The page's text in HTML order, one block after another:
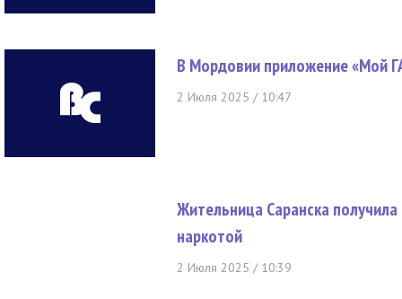
В Мордовии приложение «Мой
2 Июля 2025 / 10:47
Жительница Саранска
наркотой
2 Июля 2025 / 10:39